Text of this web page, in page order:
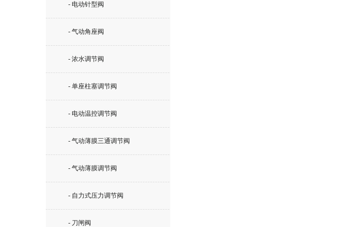
- 电动针型阀
- 气动角座阀
- 浓水调节阀
- 单座柱塞调节阀
- 电动温控调节阀
- 气动薄膜三通调节阀
- 气动薄膜调节阀
- 自力式压力调节阀
- 刀闸阀